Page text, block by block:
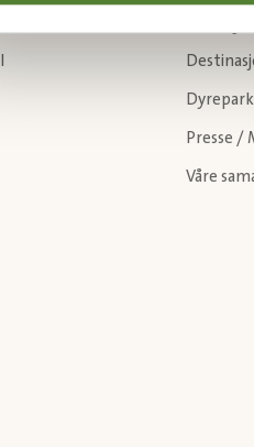
Presse /
Våre